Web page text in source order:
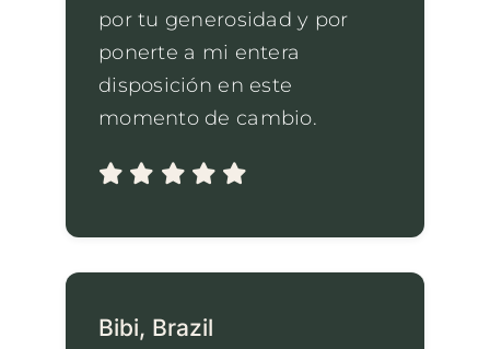
por tu generosidad y por
ponerte a mi entera
disposición en este
momento de cambio.
Bibi, Brazil